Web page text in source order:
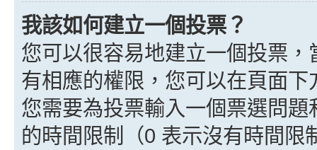
我該如何建立一個投票？
您可以很容易地建立一個投票
有相應的權限，您可以在頁面
您需要為投票輸入一個票選問
的時間限制（0 表示沒有時間限